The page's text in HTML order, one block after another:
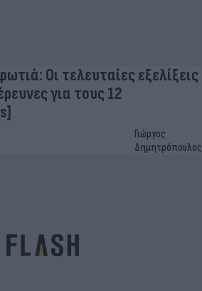
Οι τελευταίες εξελίξεις
για τους 12
Γιώργος
Δημητρόπουλος